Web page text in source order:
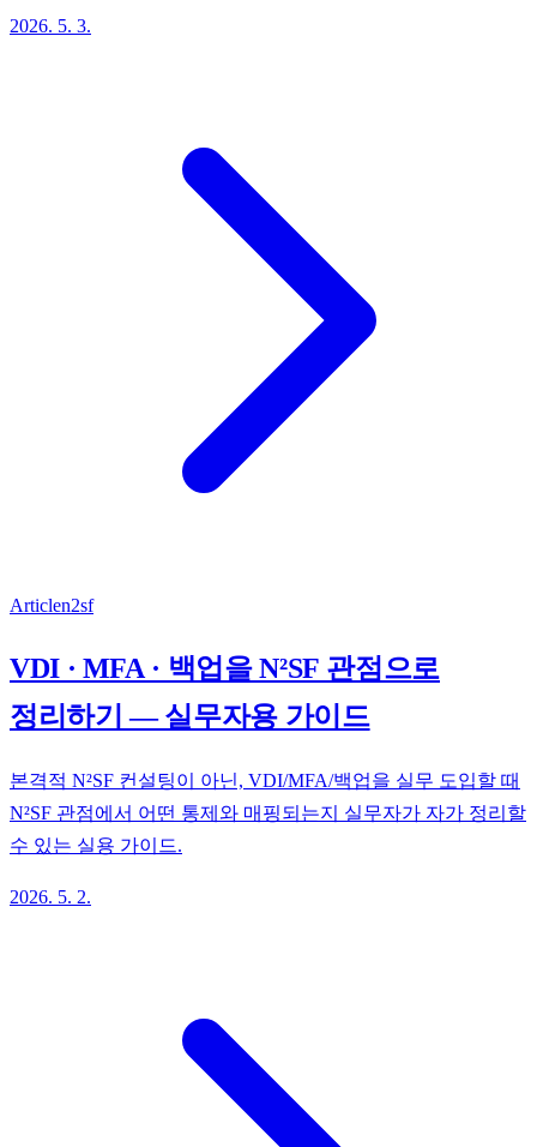
2026. 5. 3.
Articlen2sf
VDI · MFA · 백업을 N²SF 관점으로
정리하기 — 실무자용 가이드
본격적 N²SF 컨설팅이 아닌, VDI/MFA/백업을 실무 도입할 때
N²SF 관점에서 어떤 통제와 매핑되는지 실무자가 자가 정리할
수 있는 실용 가이드.
2026. 5. 2.